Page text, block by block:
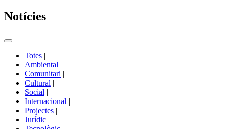
Notícies
Commutador
portals
Totes |
Ambiental |
Comunitari |
Cultural |
Social |
Internacional |
Projectes |
Jurídic |